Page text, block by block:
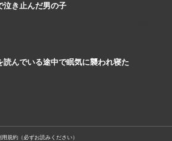
泣き止んだ男の子
読んでいる途中で眠気に襲われ寝た
用規約（必ずお読みください）